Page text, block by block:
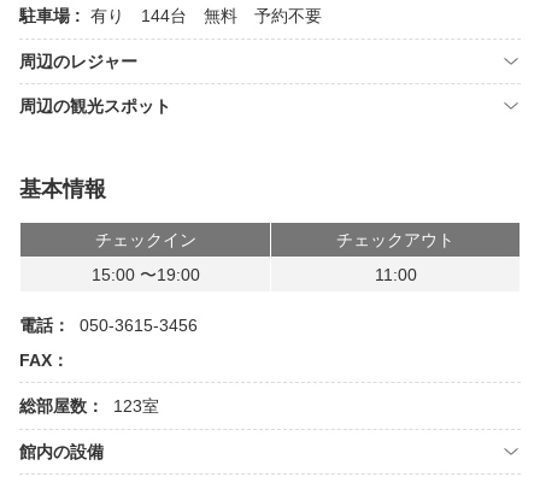
駐車場 : 有り 144台 無料 予約不要
周辺のレジャー
周辺の観光スポット
基本情報
チェックイン
チェックアウト
15:00 〜19:00
11:00
電話：
050-3615-3456
FAX：
総部屋数： 123室
館内の設備